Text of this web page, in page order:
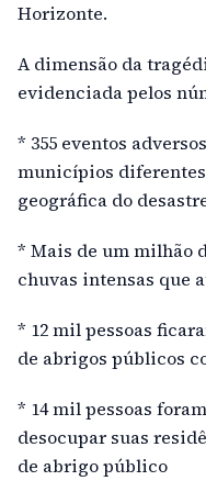
Horizonte.
A dimensão da
evidenciada pelos
* 355 eventos
municípios
geográfica do
* Mais de um milhão
chuvas intensas que
* 12 mil pessoas
de abrigos públicos
* 14 mil pessoas
desocupar suas
de abrigo público